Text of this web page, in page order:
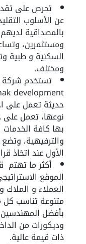
تحرص على
عن الأسلوب
بالمصداقية
ومستثمرين،
السكنية و طبية
ومختلف.
حديثة تعمل على
نوعها، تعمل
بها كافة
والترفيهية،
الأول عند اتخاذ
أكثر ما تهتم
الموقع
العملاء و
متنوعة تناسب كل
بأفضل
وديكورات من
ذات قيمة عالية.